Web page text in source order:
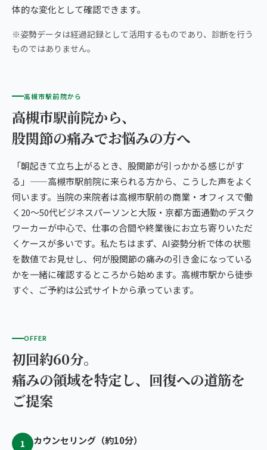
体的な変化として確認できます。
※姿勢データは経過記録として活用するものであり、診断を行う
ものではありません。
高槻市駅前院から
高槻市駅前院から、
股関節の痛みでお悩みの方へ
「朝起きて立ち上がるとき、股関節が引っかかる感じがす
る」——高槻市駅前院に来られる方から、こうした声をよく
伺います。当院の来院者は高槻市駅前の商業・オフィスで働
く20〜50代ビジネスパーソンと大阪・京都方面通勤のデスク
ワーカーが中心で、仕事の合間や終業後にお立ち寄りいただ
くケースが多いです。私たちはまず、AI姿勢分析で体の状態
を数値でお見せし、何が股関節の痛みの引き金になっている
かを一緒に確認するところから始めます。高槻市駅から徒歩
すぐ、ご予約は公式サイトから承っています。
OFFER
初回約60分。
痛みの領域を特定し、回復への道筋を
ご提案
1 カウンセリング（約10分）